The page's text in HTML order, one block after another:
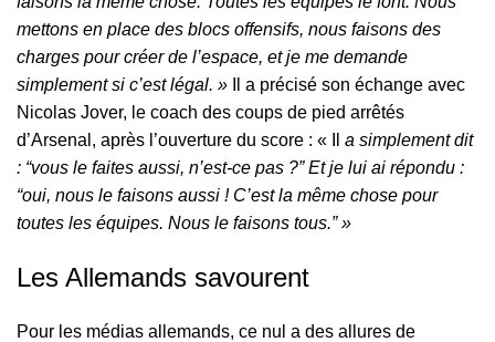
mettons en place des blocs offensifs, nous faisons des
charges pour créer de l’espace, et je me demande
simplement si c’est légal. » Il a précisé son échange avec
Nicolas Jover, le coach des coups de pied arrêtés
d’Arsenal, après l’ouverture du score : « Il a simplement dit
: “vous le faites aussi, n’est-ce pas ?” Et je lui ai répondu :
“oui, nous le faisons aussi ! C’est la même chose pour
toutes les équipes. Nous le faisons tous.” »
Les Allemands savourent
Pour les médias allemands, ce nul a des allures de